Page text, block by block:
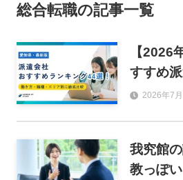
総合転職の記事一覧
【2026
すすめ
44選！
2026年7
我究館
教っぽ